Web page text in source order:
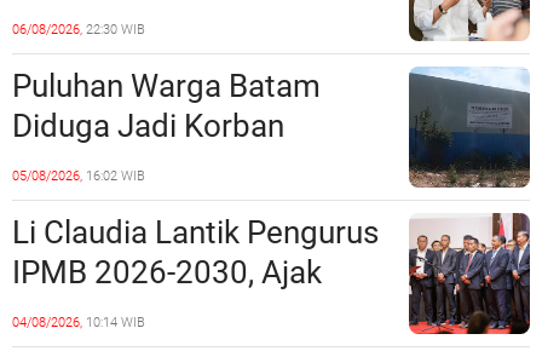
Ruang Laut Sesuai
Ketentuan Peraturan
Perundang-undangan
06/08/2026, 22:30 WIB
Puluhan Warga Batam
Diduga Jadi Korban
Penipuan Kavling Hingga
Miliaran Rupiah, Laporan ke
Polda Kepri Jalan di
Tempat?
05/08/2026, 16:02 WIB
Li Claudia Lantik Pengurus
IPMB 2026-2030, Ajak
Perkuat Kerukunan dan
04/08/2026, 10:14 WIB